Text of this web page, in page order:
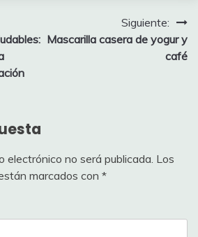
Siguiente:
Mascarilla casera de yogur y
café
electrónico no será publicada. Los
marcados con *